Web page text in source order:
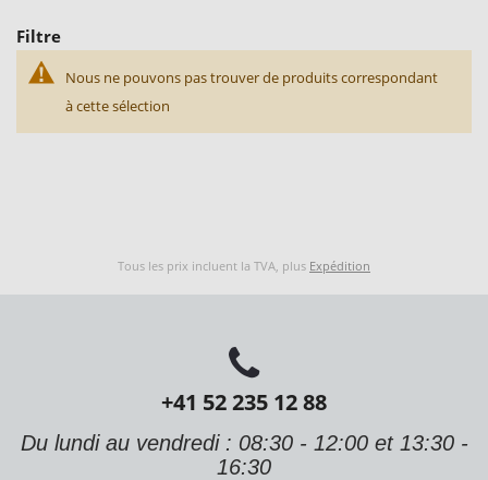
Filtre
Nous ne pouvons pas trouver de produits correspondant
à cette sélection
Tous les prix incluent la TVA, plus Expédition
+41 52 235 12 88
Du lundi au vendredi : 08:30 - 12:00 et 13:30 -
16:30